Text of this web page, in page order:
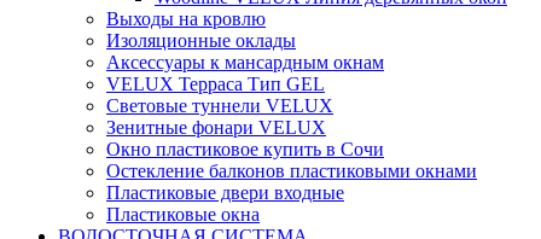
Выходы на кровлю
Изоляционные оклады
Аксессуары к мансардным окнам
VELUX Терраса Тип GEL
Световые туннели VELUX
Зенитные фонари VELUX
Окно пластиковое купить в Сочи
Остекление балконов пластиковыми окнами
Пластиковые двери входные
Пластиковые окна